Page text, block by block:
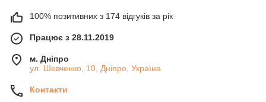
100% позитивних з 174 відгуків за рік
Працює з 28.11.2019
м. Дніпро
ул. Шевченко, 10, Дніпро, Україна
Контакти